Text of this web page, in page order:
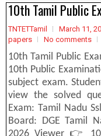
10th Tamil Public
TNTETTamil March 11,
papers
No comments
10th Tamil Public
10th Public
subject exam.
view the solved
Exam: Tamil Nadu
Board: DGE Tamil